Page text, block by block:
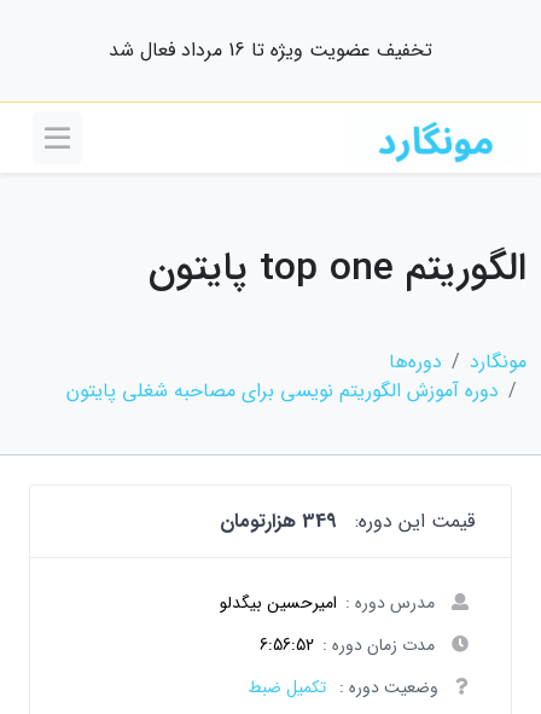
تخفیف عضویت ویژه تا 16 مرداد فعال شد
الگوریتم top one پایتون
مونگارد
دوره‌ها
دوره آموزش الگوریتم نویسی برای مصاحبه شغلی پایتون
قیمت این دوره: 349 هزارتومان
مدرس دوره : امیرحسین بیگدلو
مدت زمان دوره : 6:56:52
وضعیت دوره : تکمیل ضبط